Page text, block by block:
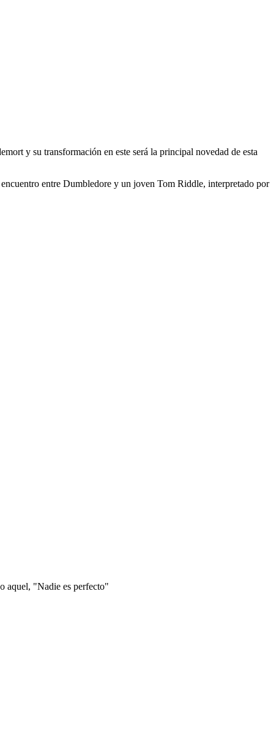
y su transformación en este será la principal novedad de esta
entre Dumbledore y un joven Tom Riddle, interpretado por
aquel, "Nadie es perfecto"